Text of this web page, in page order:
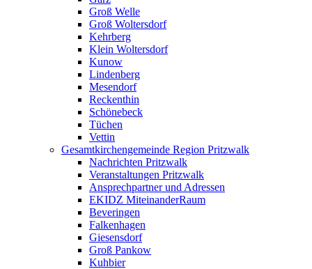
Groß Welle
Groß Woltersdorf
Kehrberg
Klein Woltersdorf
Kunow
Lindenberg
Mesendorf
Reckenthin
Schönebeck
Tüchen
Vettin
Gesamtkirchengemeinde Region Pritzwalk
Nachrichten Pritzwalk
Veranstaltungen Pritzwalk
Ansprechpartner und Adressen
EKIDZ MiteinanderRaum
Beveringen
Falkenhagen
Giesensdorf
Groß Pankow
Kuhbier